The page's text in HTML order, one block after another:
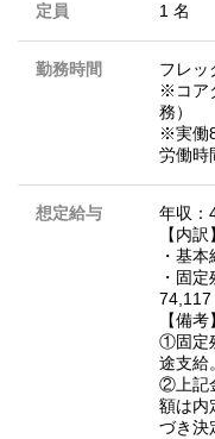
定員 1 名
勤務時間
フレッ
※コア
務）
※実働
労働時
想定給与
年収：
【内訳】
・基
・固
74,117
【備考】
①固定
途支給。
②上記
額は内
づき決